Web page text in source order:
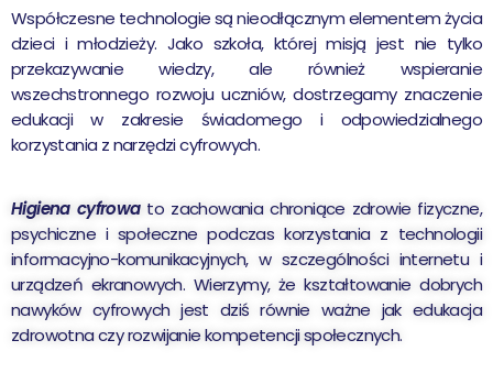
Współczesne technologie są nieodłącznym elementem życia
dzieci i młodzieży. Jako szkoła, której misją jest nie tylko
przekazywanie wiedzy, ale również wspieranie
wszechstronnego rozwoju uczniów, dostrzegamy znaczenie
edukacji w zakresie świadomego i odpowiedzialnego
korzystania z narzędzi cyfrowych.
Higiena cyfrowato zachowania chroniące zdrowie fizyczne,
psychiczne i społeczne podczas korzystania z technologii
informacyjno-komunikacyjnych, w szczególności internetu i
urządzeń ekranowych. Wierzymy, że kształtowanie dobrych
nawyków cyfrowych jest dziś równie ważne jak edukacja
zdrowotna czy rozwijanie kompetencji społecznych.